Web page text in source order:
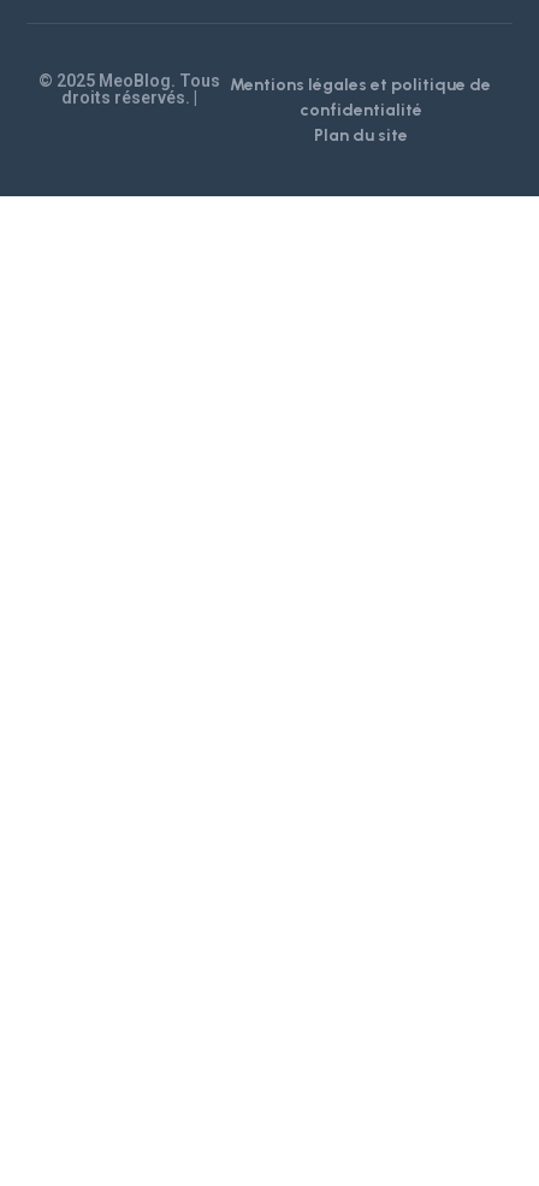
© 2025 MeoBlog. Tous
droits réservés. |
Mentions légales et politique de
confidentialité
Plan du site